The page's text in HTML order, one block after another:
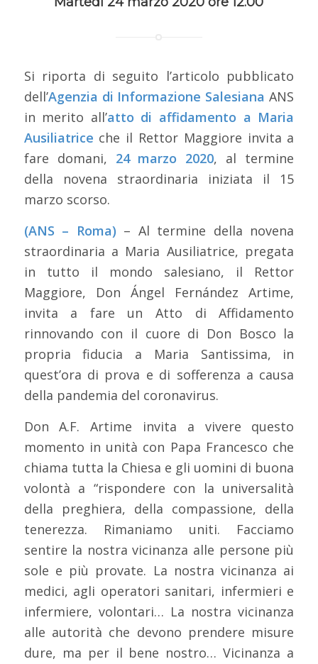
Si riporta di seguito l’articolo pubblicato
dell’Agenzia di Informazione Salesiana ANS
in merito all’atto di affidamento a Maria
Ausiliatrice che il Rettor Maggiore invita a
fare domani, 24 marzo 2020, al termine
della novena straordinaria iniziata il 15
marzo scorso.
(ANS – Roma) – Al termine della novena
straordinaria a Maria Ausiliatrice, pregata
in tutto il mondo salesiano, il Rettor
Maggiore, Don Ángel Fernández Artime,
invita a fare un Atto di Affidamento
rinnovando con il cuore di Don Bosco la
propria fiducia a Maria Santissima, in
quest’ora di prova e di sofferenza a causa
della pandemia del coronavirus.
Don A.F. Artime invita a vivere questo
momento in unità con Papa Francesco che
chiama tutta la Chiesa e gli uomini di buona
volontà a “rispondere con la universalità
della preghiera, della compassione, della
tenerezza. Rimaniamo uniti. Facciamo
sentire la nostra vicinanza alle persone più
sole e più provate. La nostra vicinanza ai
medici, agli operatori sanitari, infermieri e
infermiere, volontari… La nostra vicinanza
alle autorità che devono prendere misure
dure, ma per il bene nostro… Vicinanza a